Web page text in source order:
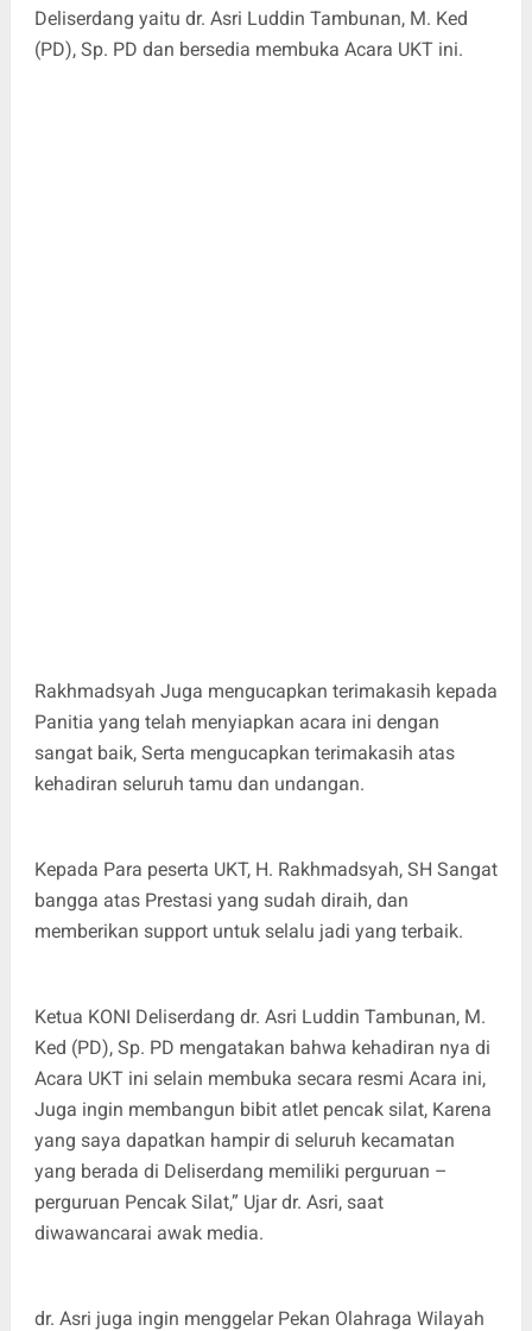
Deliserdang yaitu dr. Asri Luddin Tambunan, M. Ked
(PD), Sp. PD dan bersedia membuka Acara UKT ini.
Rakhmadsyah Juga mengucapkan terimakasih kepada
Panitia yang telah menyiapkan acara ini dengan
sangat baik, Serta mengucapkan terimakasih atas
kehadiran seluruh tamu dan undangan.
Kepada Para peserta UKT, H. Rakhmadsyah, SH Sangat
bangga atas Prestasi yang sudah diraih, dan
memberikan support untuk selalu jadi yang terbaik.
Ketua KONI Deliserdang dr. Asri Luddin Tambunan, M.
Ked (PD), Sp. PD mengatakan bahwa kehadiran nya di
Acara UKT ini selain membuka secara resmi Acara ini,
Juga ingin membangun bibit atlet pencak silat, Karena
yang saya dapatkan hampir di seluruh kecamatan
yang berada di Deliserdang memiliki perguruan –
perguruan Pencak Silat,” Ujar dr. Asri, saat
diwawancarai awak media.
dr. Asri juga ingin menggelar Pekan Olahraga Wilayah